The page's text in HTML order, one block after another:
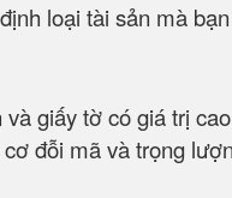
loại tài sản mà
giấy tờ có giá trị
đỗi mã và trọng